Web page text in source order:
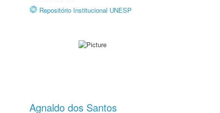
Repositório Institucional UNESP
Agnaldo dos Santos